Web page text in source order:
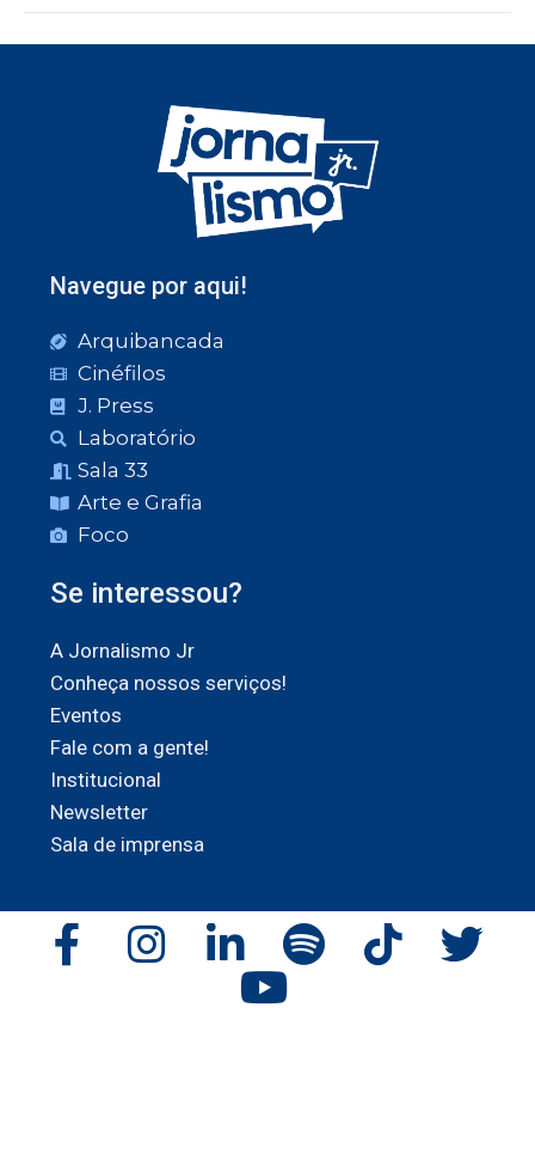
Navegue por aqui!
Arquibancada
Cinéfilos
J. Press
Laboratório
Sala 33
Arte e Grafia
Foco
Se interessou?
A Jornalismo Jr
Conheça nossos serviços!
Eventos
Fale com a gente!
Institucional
Newsletter
Sala de imprensa